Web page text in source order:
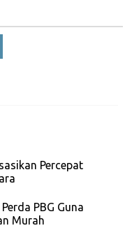
Percepat
PBG Guna
Murah